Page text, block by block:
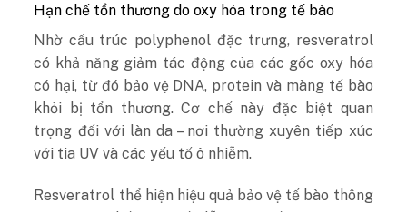
Hạn chế tổn thương do oxy hóa trong tế bào
Nhờ cấu trúc polyphenol đặc trưng, resveratrol
có khả năng giảm tác động của các gốc oxy hóa
có hại, từ đó bảo vệ DNA, protein và màng tế bào
khỏi bị tổn thương. Cơ chế này đặc biệt quan
trọng đối với làn da – nơi thường xuyên tiếp xúc
với tia UV và các yếu tố ô nhiễm.
Resveratrol thể hiện hiệu quả bảo vệ tế bào thông